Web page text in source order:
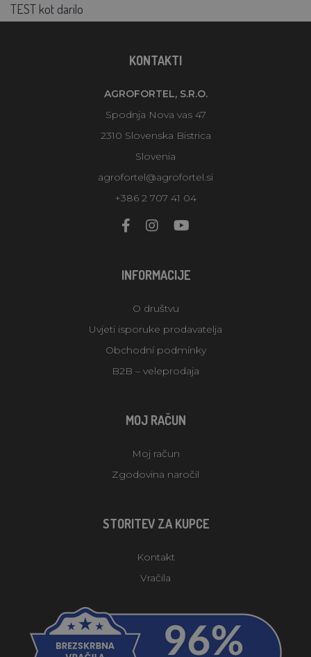
TEST kot darilo
KONTAKTI
AGROFORTEL, S.R.O.
Spodnja Nova vas 47
2310 Slovenska Bistrica
Slovenia
agrofortel@agrofortel.si
+386 2 707 41 04
INFORMACIJE
O društvu
Uvjeti isporuke prodavatelja
Obchodní podmínky
B2B – veleprodaja
MOJ RAČUN
Moj račun
Zgodovina naročil
STORITEV ZA KUPCE
Kontakt
Vračila